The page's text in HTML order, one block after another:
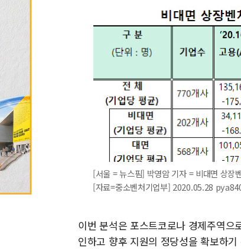
[서울 = 뉴스핌] 박영암 기자 = 비대면 상장
[자료=중소벤처기업부] 2020.05.28
이번 분석은 포스트코로나 경제주역
인하고 향후 지원의 정당성을 확보하